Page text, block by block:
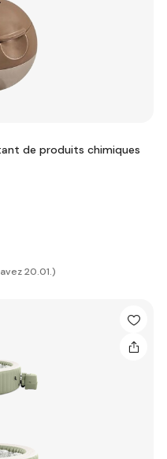
de produits chimiques
20.01.)